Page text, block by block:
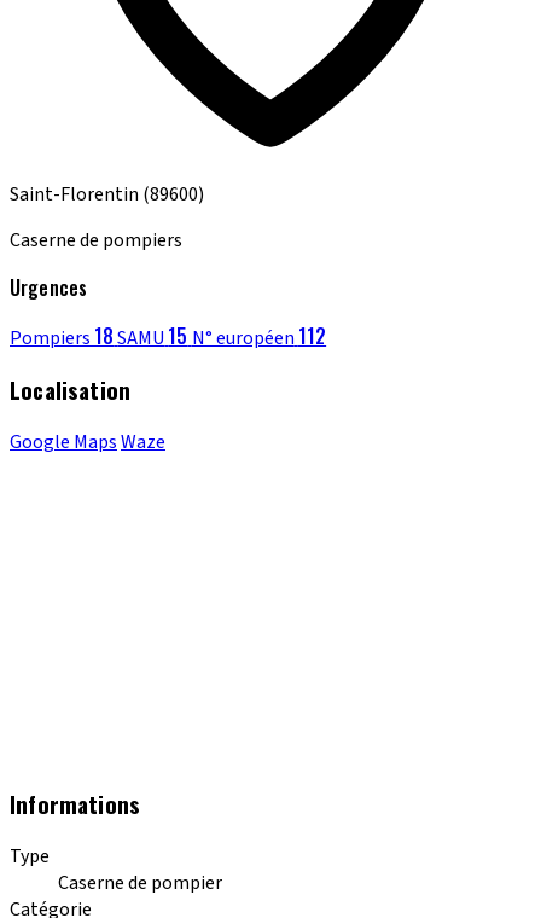
Saint-Florentin (89600)
Caserne de pompiers
Urgences
Pompiers 18SAMU 15 N° européen 112
Localisation
Google MapsWaze
Informations
Type
Caserne de pompier
Catégorie